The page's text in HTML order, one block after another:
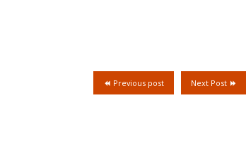
Next Post
Previous post